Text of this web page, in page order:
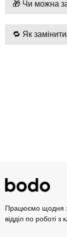
🎁 Чи можна
🔁 Як
Працюємо щодня з
відділ по роботі